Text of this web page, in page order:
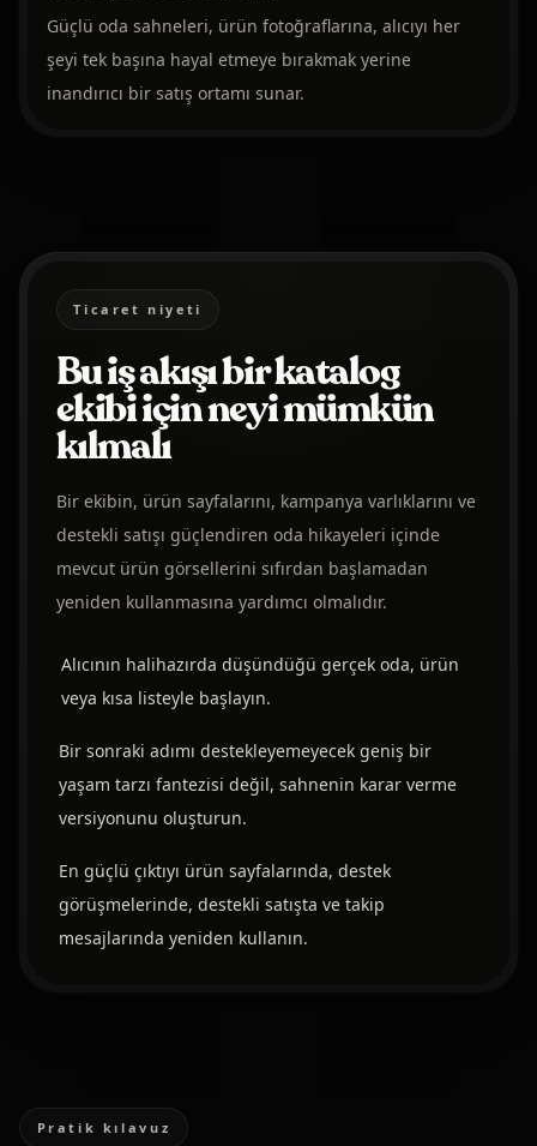
Güçlü oda sahneleri, ürün fotoğraflarına, alıcıyı her
şeyi tek başına hayal etmeye bırakmak yerine
inandırıcı bir satış ortamı sunar.
Ticaret niyeti
Bu iş akışı bir katalog
ekibi için neyi mümkün
kılmalı
Bir ekibin, ürün sayfalarını, kampanya varlıklarını ve
destekli satışı güçlendiren oda hikayeleri içinde
mevcut ürün görsellerini sıfırdan başlamadan
yeniden kullanmasına yardımcı olmalıdır.
Alıcının halihazırda düşündüğü gerçek oda, ürün
veya kısa listeyle başlayın.
Bir sonraki adımı destekleyemeyecek geniş bir
yaşam tarzı fantezisi değil, sahnenin karar verme
versiyonunu oluşturun.
En güçlü çıktıyı ürün sayfalarında, destek
görüşmelerinde, destekli satışta ve takip
mesajlarında yeniden kullanın.
Pratik kılavuz